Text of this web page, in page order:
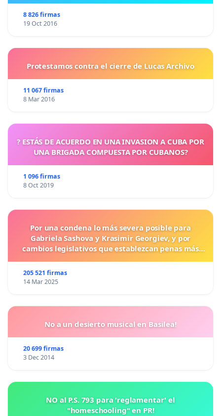
8 826 firmas
19 Oct 2016
Protestamos contra el cierre de Lucas Archivo
11 067 firmas
8 Mar 2016
? ESTÁS DE ACUERDO EN UNA INVASION A CUBA POR
UNA BRIGADA COMPUESTA POR CUBANOS?
1 096 firmas
8 Oct 2019
Por una condena lo más severa posible para
Gabriela Sashova y Krasimir Georgiev, y por
cambios legislativos que establezcan penas más
205 521 firmas
14 Mar 2025
No a un desierto musical en Basilea!
20 699 firmas
3 Dec 2014
NO al P.S. 793 para 'reglamentar' el
"homeschooling" en PR!